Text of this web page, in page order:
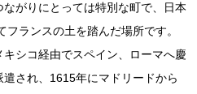
ながりにとっては特別な町で、日本
フランスの土を踏んだ場所です。
シコ経由でスペイン、ローマへ慶
され、1615年にマドリードから